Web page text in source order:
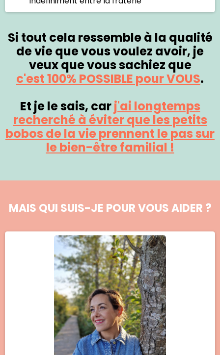
Si tout cela ressemble à la qualité
de vie que vous voulez avoir, je
veux que vous sachiez que
c'est 100% POSSIBLE pour VOUS.
Et je le sais, carj'ai longtemps
recherché à éviter que les petits
bobos de la vie prennent le pas sur
le bien-être familial !
MAIS QUI SUIS-JE POUR VOUS AIDER ?